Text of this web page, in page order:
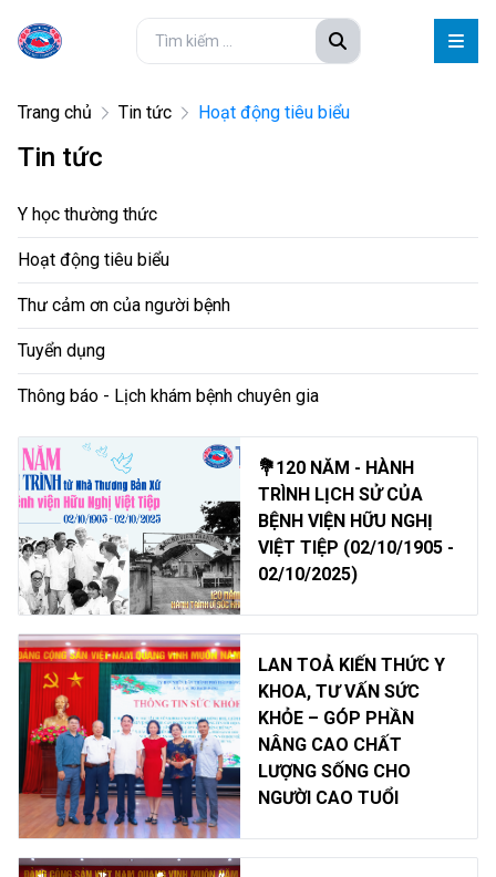
Trang chủ Tin tức Hoạt động tiêu biểu
Tin tức
Y học thường thức
Hoạt động tiêu biểu
Thư cảm ơn của người bệnh
Tuyển dụng
Thông báo - Lịch khám bệnh chuyên gia
💐120 NĂM - HÀNH
TRÌNH LỊCH SỬ CỦA
BỆNH VIỆN HỮU NGHỊ
VIỆT TIỆP (02/10/1905 -
02/10/2025)
LAN TOẢ KIẾN THỨC Y
KHOA, TƯ VẤN SỨC
KHỎE – GÓP PHẦN
NÂNG CAO CHẤT
LƯỢNG SỐNG CHO
NGƯỜI CAO TUỔI